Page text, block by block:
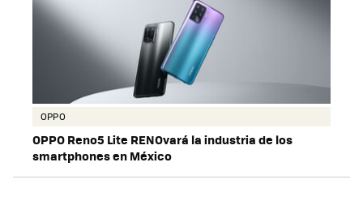
OPPO
OPPO Reno5 Lite RENOvará la industria de los
smartphones en México